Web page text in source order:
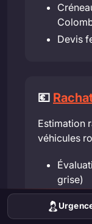
Devis
💶
Estimation
véhicules
grise)